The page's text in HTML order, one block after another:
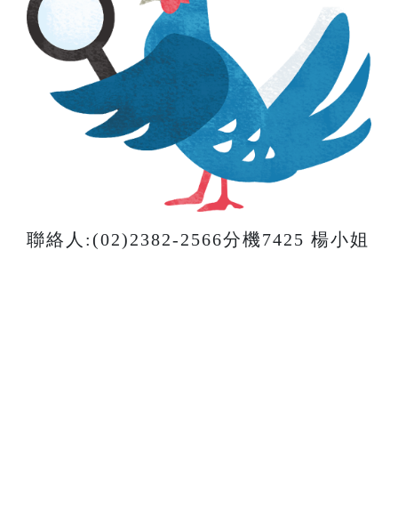
聯絡人:(02)2382-2566分機7425 楊小姐